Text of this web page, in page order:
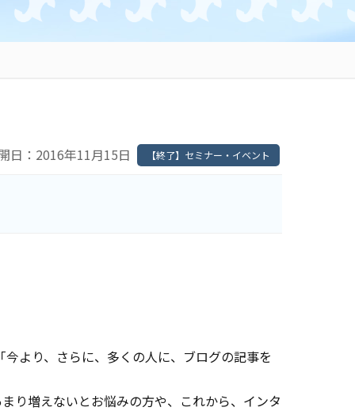
日：2016年11月15日 【終了】セミナー・イベント
より、さらに、多くの人に、ブログの記事を
り増えないとお悩みの方や、これから、インタ